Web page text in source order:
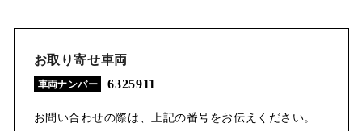
お取り寄せ車両
車両ナンバー 6325911
お問い合わせの際は、上記の番号をお伝えください。